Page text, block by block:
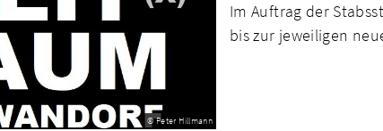
© Peter Hillmann
Im Auftrag der
bis zur jeweiligen